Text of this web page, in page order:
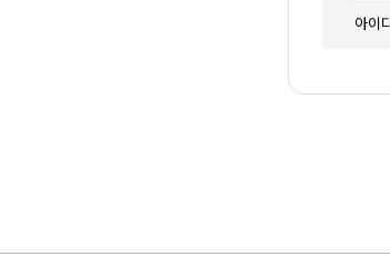
아이